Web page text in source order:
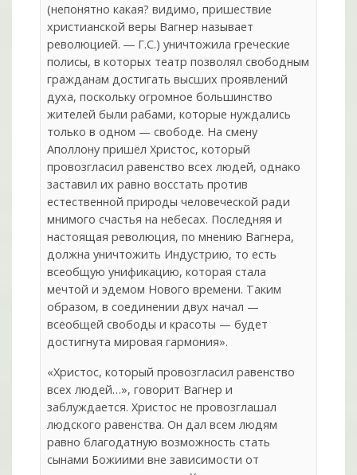
(непонятно какая? видимо, пришествие
христианской веры Вагнер называет
революцией. ― Г.С.) уничтожила греческие
полисы, в которых театр позволял свободным
гражданам достигать высших проявлений
духа, поскольку огромное большинство
жителей были рабами, которые нуждались
только в одном — свободе. На смену
Аполлону пришёл Христос, который
провозгласил равенство всех людей, однако
заставил их равно восстать против
естественной природы человеческой ради
мнимого счастья на небесах. Последняя и
настоящая революция, по мнению Вагнера,
должна уничтожить Индустрию, то есть
всеобщую унификацию, которая стала
мечтой и эдемом Нового времени. Таким
образом, в соединении двух начал —
всеобщей свободы и красоты — будет
достигнута мировая гармония».
«Христос, который провозгласил равенство
всех людей…», говорит Вагнер и
заблуждается. Христос не провозглашал
людского равенства. Он дал всем людям
равно благодатную возможность стать
сынами Божиими вне зависимости от